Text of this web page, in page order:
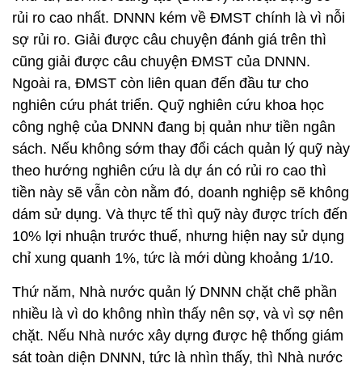
rủi ro cao nhất. DNNN kém về ĐMST chính là vì nỗi
sợ rủi ro. Giải được câu chuyện đánh giá trên thì
cũng giải được câu chuyện ĐMST của DNNN.
Ngoài ra, ĐMST còn liên quan đến đầu tư cho
nghiên cứu phát triển. Quỹ nghiên cứu khoa học
công nghệ của DNNN đang bị quản như tiền ngân
sách. Nếu không sớm thay đổi cách quản lý quỹ này
theo hướng nghiên cứu là dự án có rủi ro cao thì
tiền này sẽ vẫn còn nằm đó, doanh nghiệp sẽ không
dám sử dụng. Và thực tế thì quỹ này được trích đến
10% lợi nhuận trước thuế, nhưng hiện nay sử dụng
chỉ xung quanh 1%, tức là mới dùng khoảng 1/10.
Thứ năm, Nhà nước quản lý DNNN chặt chẽ phần
nhiều là vì do không nhìn thấy nên sợ, và vì sợ nên
chặt. Nếu Nhà nước xây dựng được hệ thống giám
sát toàn diện DNNN, tức là nhìn thấy, thì Nhà nước